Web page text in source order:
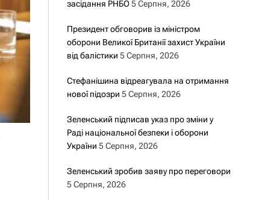
засідання РНБО 5 Серпня, 2026
Президент обговорив із міністром
оборони Великої Британії захист України
від балістики 5 Серпня, 2026
Стефанішина відреагувала на отримання
нової підозри 5 Серпня, 2026
Зеленський підписав указ про зміни у
Раді національної безпеки і оборони
України 5 Серпня, 2026
Зеленський зробив заяву про переговори
5 Серпня, 2026